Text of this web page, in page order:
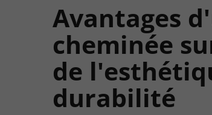
Avantages
cheminée
de
durabilité